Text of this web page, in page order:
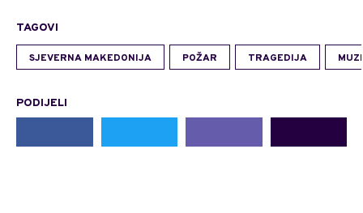
TAGOVI
SJEVERNA MAKEDONIJA POŽAR TRAGEDIJA
PODIJELI